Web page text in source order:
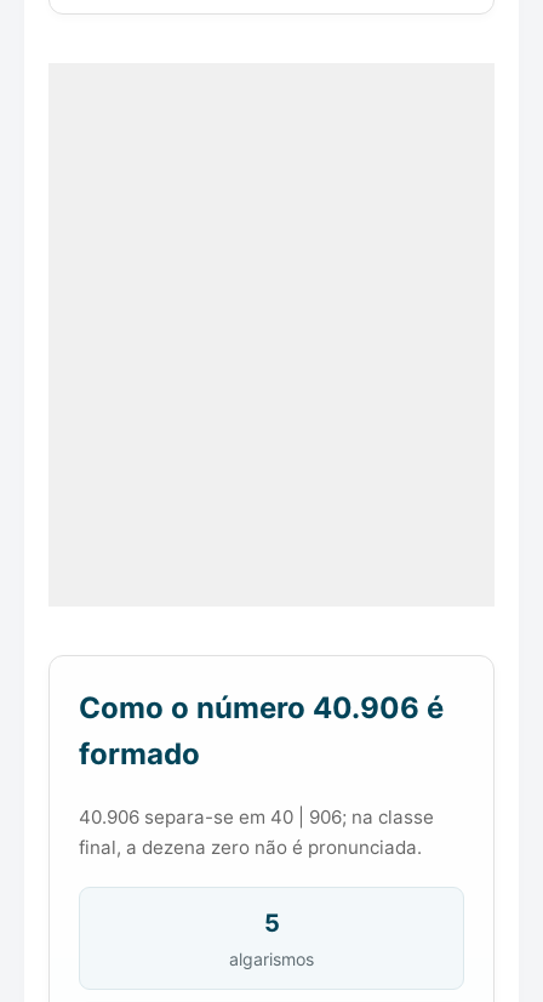
Como o número 40.906 é
formado
40.906 separa-se em 40 | 906; na classe
final, a dezena zero não é pronunciada.
5
algarismos